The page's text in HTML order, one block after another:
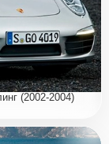
(2002-2004)